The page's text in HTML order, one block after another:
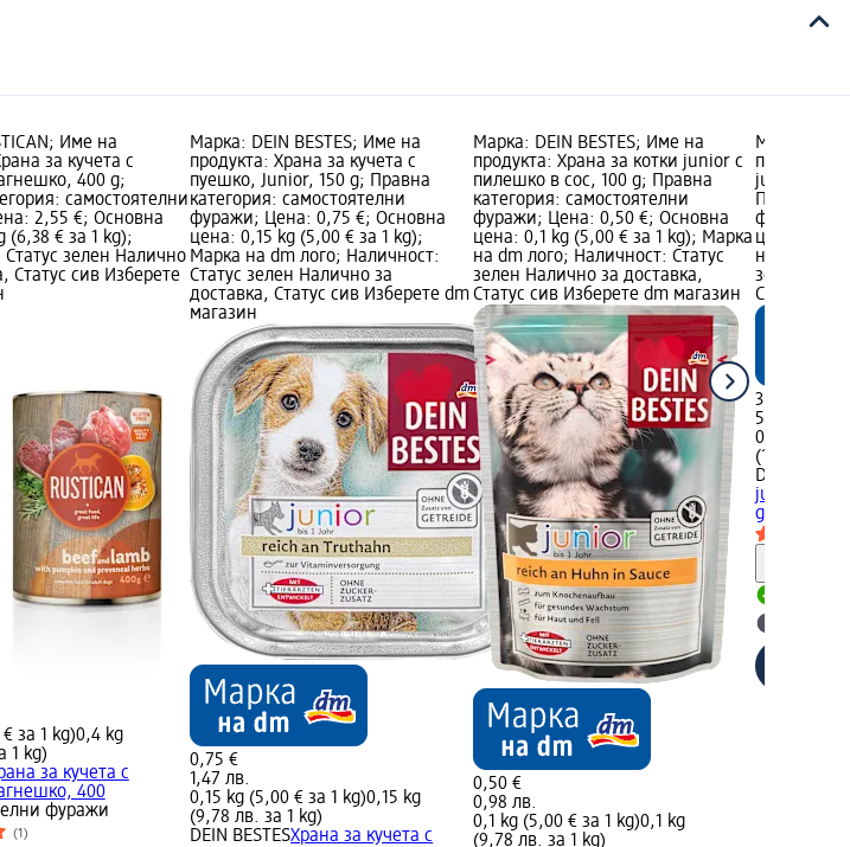
Име на
за кучета с
400 g;
самостоятелни
2,55 €; Основна
(6,38 € за 1 kg);
зелен Налично
Статус сив Изберете
за 1 kg)0,4 kg
1 kg)
за кучета с
400
фуражи
(1)
Марка: DEIN BESTES; Име на
продукта: Храна за кучета с
пуешко, Junior, 150 g; Правна
категория: самостоятелни
фуражи; Цена: 0,75 €; Основна
цена: 0,15 kg (5,00 € за 1 kg);
Марка на dm лого; Наличност:
Статус зелен Налично за
доставка, Статус сив Изберете dm
магазин
0,75 €
1,47 лв.
0,15 kg (5,00 € за 1 kg)0,15 kg
(9,78 лв. за 1 kg)
DEIN BESTESХрана за кучета с
Марка: DEIN BESTES; Име на
продукта: Храна за котки junior с
пилешко в сос, 100 g; Правна
категория: самостоятелни
фуражи; Цена: 0,50 €; Основна
цена: 0,1 kg (5,00 € за 1 kg); Марка
на dm лого; Наличност: Статус
зелен Налично за доставка,
Статус сив Изберете dm магазин
0,50 €
0,98 лв.
0,1 kg (5,00 € за 1 kg)0,1 kg
(9,78 лв. за 1 kg)
Марка:
продукта:
junior,
Правна
фуражи;
цена: 0,5
на dm
зелен
Статус сив
3,06 €
5,98 лв.
0,5 kg (6,12
(11,97 лв.
DEIN
junior,
g